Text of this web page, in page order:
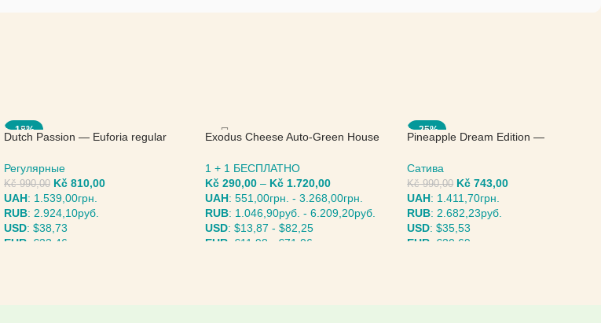
-18%
Dutch Passion — Euforia regular
Регулярные
Kč990,00 Kč810,00
UAH: 1.539,00грн.
RUB: 2.924,10руб.
USD: $38,73
EUR: €33,46
Exodus Cheese Auto-Green House
1 + 1 БЕСПЛАТНО
Kč 290,00 – Kč 1.720,00
UAH:551,00грн. -3.268,00грн.
RUB: 1.046,90руб. -6.209,20руб.
USD:$13,87 -$82,25
EUR €11,98 €71,06
-25%
Pineapple Dream Edition —
Сатива
Kč990,00 Kč 743,00
UAH: 1.411,70грн.
RUB: 2.682,23руб.
USD:$35,53
EUR €30,69